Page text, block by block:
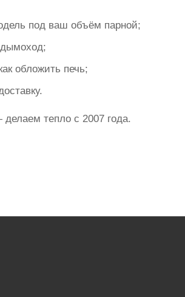
под ваш объём парной;
обложить печь;
тепло с 2007 года.